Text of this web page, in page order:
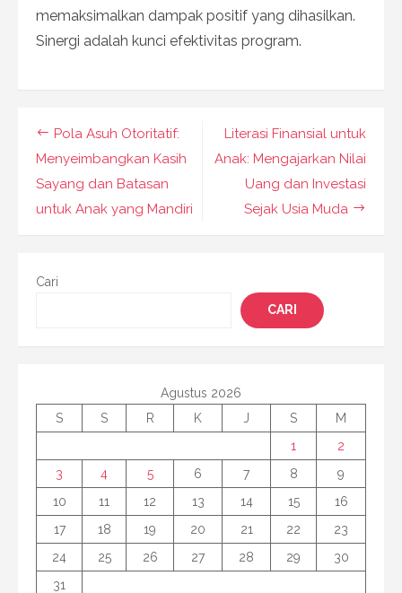
memaksimalkan dampak positif yang dihasilkan.
Sinergi adalah kunci efektivitas program.
Navigasi
pos
Literasi Finansial untuk
Anak: Mengajarkan Nilai
Uang dan Investasi
Sejak Usia Muda
Pola Asuh Otoritatif:
Menyeimbangkan Kasih
Sayang dan Batasan
untuk Anak yang Mandiri
Cari
CARI
Agustus 2026
S
S R K J S
M
1
2
3
4 5 6 7 8
9
10
11 12 13 14 15
16
17
18 19 20 21 22
23
24
25 26 27 28 29
30
31